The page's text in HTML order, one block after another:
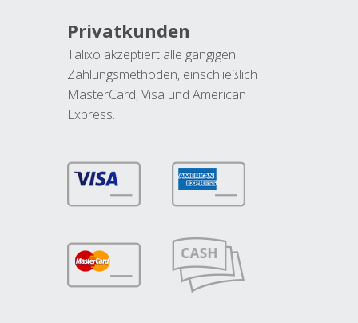
Privatkunden
Talixo akzeptiert alle gängigen
Zahlungsmethoden, einschließlich
MasterCard, Visa und American
Express.